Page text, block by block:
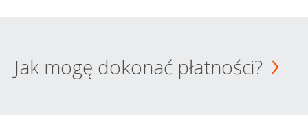
Jak mogę dokonać płatności?